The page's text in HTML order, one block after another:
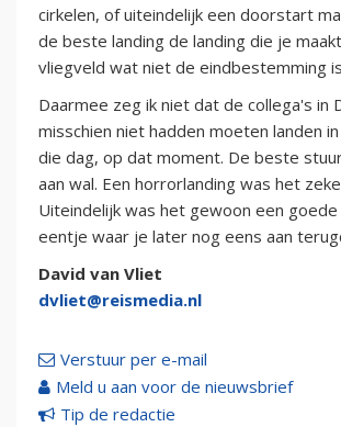
cirkelen, of uiteindelijk een doorstart
de beste landing de landing die je
vliegveld wat niet de eindbestemming
Daarmee zeg ik niet dat de collega's in
misschien niet hadden moeten landen
die dag, op dat moment. De beste
aan wal. Een horrorlanding was het
Uiteindelijk was het gewoon een goede
eentje waar je later nog eens aan
David van Vliet
dvliet@reismedia.nl
Verstuur per e-mail
Meld u aan voor de nieuwsbrief
Tip de redactie